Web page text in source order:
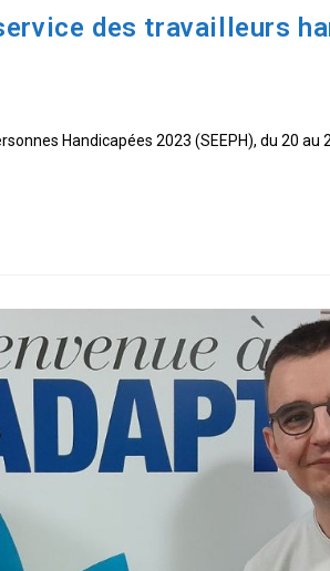
des travailleurs
Handicapées 2023 (SEEPH), du 20 au